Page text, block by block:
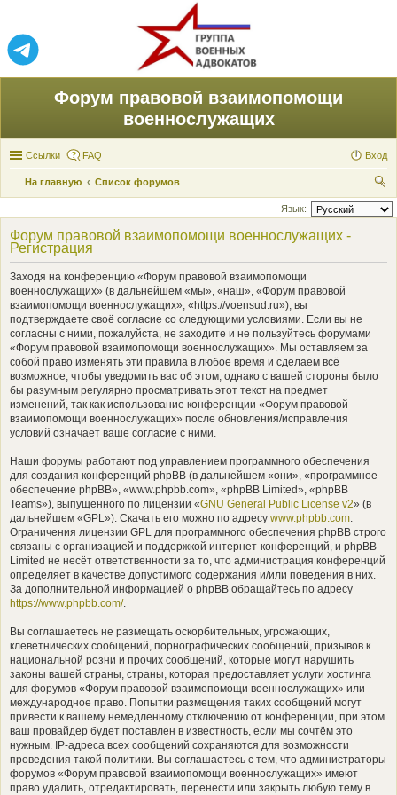
Форум правовой взаимопомощи
военнослужащих
Ссылки FAQ Вход
На главную
Список форумов
ои
Язык:
Форум правовой взаимопомощи военнослужащих -
Регистрация
Заходя на конференцию «Форум правовой взаимопомощи
военнослужащих» (в дальнейшем «мы», «наш», «Форум правовой
взаимопомощи военнослужащих», «https://voensud.ru»), вы
подтверждаете своё согласие со следующими условиями. Если вы не
согласны с ними, пожалуйста, не заходите и не пользуйтесь форумами
«Форум правовой взаимопомощи военнослужащих». Мы оставляем за
собой право изменять эти правила в любое время и сделаем всё
возможное, чтобы уведомить вас об этом, однако с вашей стороны было
бы разумным регулярно просматривать этот текст на предмет
изменений, так как использование конференции «Форум правовой
взаимопомощи военнослужащих» после обновления/исправления
условий означает ваше согласие с ними.
Наши форумы работают под управлением программного обеспечения
для создания конференций phpBB (в дальнейшем «они», «программное
обеспечение phpBB», «www.phpbb.com», «phpBB Limited», «phpBB
Teams»), выпущенного по лицензии «GNU General Public License v2» (в
дальнейшем «GPL»). Скачать его можно по адресу www.phpbb.com.
Ограничения лицензии GPL для программного обеспечения phpBB строго
связаны с организацией и поддержкой интернет-конференций, и phpBB
Limited не несёт ответственности за то, что администрация конференций
определяет в качестве допустимого содержания и/или поведения в них.
За дополнительной информацией о phpBB обращайтесь по адресу
https://www.phpbb.com/.
Вы соглашаетесь не размещать оскорбительных, угрожающих,
клеветнических сообщений, порнографических сообщений, призывов к
национальной розни и прочих сообщений, которые могут нарушить
законы вашей страны, страны, которая предоставляет услуги хостинга
для форумов «Форум правовой взаимопомощи военнослужащих» или
международное право. Попытки размещения таких сообщений могут
привести к вашему немедленному отключению от конференции, при этом
ваш провайдер будет поставлен в известность, если мы сочтём это
нужным. IP-адреса всех сообщений сохраняются для возможности
проведения такой политики. Вы соглашаетесь с тем, что администраторы
форумов «Форум правовой взаимопомощи военнослужащих» имеют
право удалить, отредактировать, перенести или закрыть любую тему в